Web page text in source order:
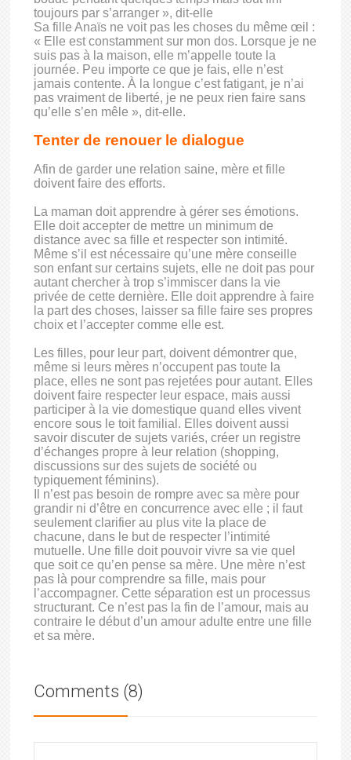
toujours par s’arranger », dit-elle
Sa fille Anaïs ne voit pas les choses du même œil :
« Elle est constamment sur mon dos. Lorsque je ne
suis pas à la maison, elle m’appelle toute la
journée. Peu importe ce que je fais, elle n’est
jamais contente. À la longue c’est fatigant, je n’ai
pas vraiment de liberté, je ne peux rien faire sans
qu’elle s’en mêle », dit-elle.
Tenter de renouer le dialogue
Afin de garder une relation saine, mère et fille
doivent faire des efforts.
La maman doit apprendre à gérer ses émotions.
Elle doit accepter de mettre un minimum de
distance avec sa fille et respecter son intimité.
Même s’il est nécessaire qu’une mère conseille
son enfant sur certains sujets, elle ne doit pas pour
autant chercher à trop s’immiscer dans la vie
privée de cette dernière. Elle doit apprendre à faire
la part des choses, laisser sa fille faire ses propres
choix et l’accepter comme elle est.
Les filles, pour leur part, doivent démontrer que,
même si leurs mères n’occupent pas toute la
place, elles ne sont pas rejetées pour autant. Elles
doivent faire respecter leur espace, mais aussi
participer à la vie domestique quand elles vivent
encore sous le toit familial. Elles doivent aussi
savoir discuter de sujets variés, créer un registre
d’échanges propre à leur relation (shopping,
discussions sur des sujets de société ou
typiquement féminins).
Il n’est pas besoin de rompre avec sa mère pour
grandir ni d’être en concurrence avec elle ; il faut
seulement clarifier au plus vite la place de
chacune, dans le but de respecter l’intimité
mutuelle. Une fille doit pouvoir vivre sa vie quel
que soit ce qu’en pense sa mère. Une mère n’est
pas là pour comprendre sa fille, mais pour
l’accompagner. Cette séparation est un processus
structurant. Ce n’est pas la fin de l’amour, mais au
contraire le début d’un amour adulte entre une fille
et sa mère.
Comments (8)